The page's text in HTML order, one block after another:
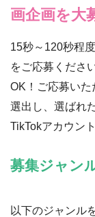
画企画を大
15秒～120秒程
をご応募くださ
OK！ご応募い
選出し、選ばれ
TikTokアカウン
募集ジャン
以下のジャンル